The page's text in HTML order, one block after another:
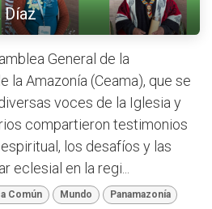
Díaz
General de la
la Amazonía (Ceama), que se
voces de la Iglesia y
compartieron testimonios
los desafíos y las
eclesial en la regi...
Común Mundo Panamazonía